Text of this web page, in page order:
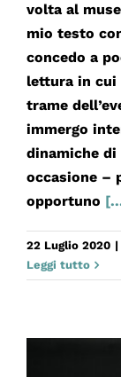
volta al
mio testo
concedo a
lettura in cui
trame
immergo
dinamiche
occasione –
opportuno
22 Luglio 2020 |
Leggi tutto